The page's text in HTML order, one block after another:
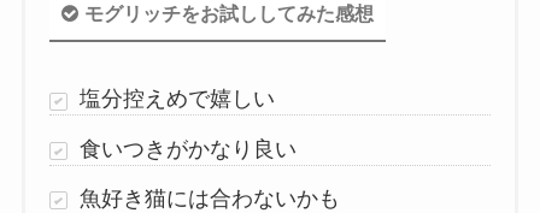
モグリッチをお試ししてみた感想
塩分控えめで嬉しい
食いつきがかなり良い
魚好き猫には合わないかも